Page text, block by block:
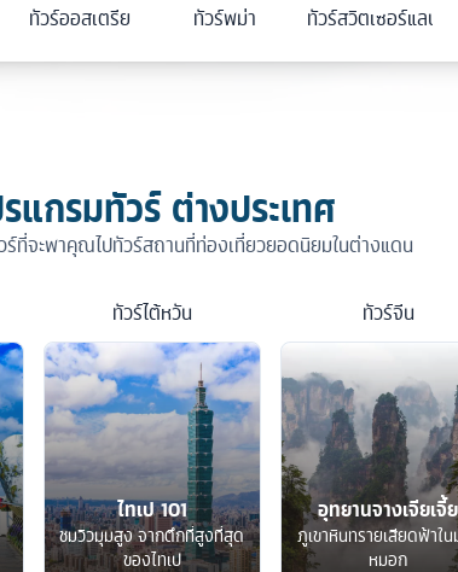
ทัวร์ออสเตรีย ทัวร์พม่า ทัวร์สวิตเซอร์แลนด์
แกรมทัวร์ ต่างประเทศ
ที่จะพาคุณไปทัวร์สถานที่ท่องเที่ยวยอดนิยมในต่างแดน
ทัวร์ไต้หวัน
ไทเป 101
ชมวิวมุมสูง จากตึกที่สูงที่สุด
ของไทเป
ทัวร์จีน
อุทยานจางเจียเจี้ย
ภูเขาหินทรายเสียดฟ้าใ
หมอก